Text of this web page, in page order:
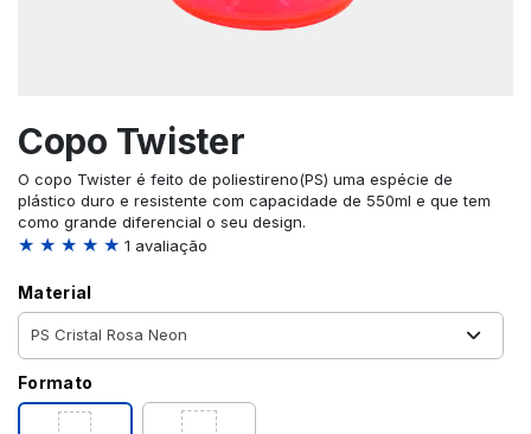
Copo Twister
O copo Twister é feito de poliestireno(PS) uma espécie de
plástico duro e resistente com capacidade de 550ml e que tem
como grande diferencial o seu design.
★ ★ ★ ★ ★ 1 avaliação
Material
Formato